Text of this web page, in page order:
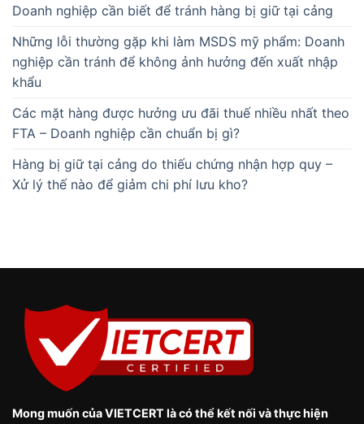
Doanh nghiệp cần biết để tránh hàng bị giữ tại cảng
Những lỗi thường gặp khi làm MSDS mỹ phẩm: Doanh
nghiệp cần tránh để không ảnh hưởng đến xuất nhập
khẩu
Các mặt hàng được hưởng ưu đãi thuế nhiều nhất theo
FTA – Doanh nghiệp cần chuẩn bị gì?
Hàng bị giữ tại cảng do thiếu chứng nhận hợp quy –
Xử lý thế nào để giảm chi phí lưu kho?
Mong muốn của VIETCERT là có thể kết nối và thực hiện